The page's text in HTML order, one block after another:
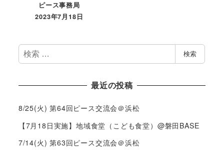
ピース事務局
2023年7月18日
検
索
検索
最近の投稿
8/25(火) 第64回ピース交流会＠浜松
【7月18日実施】地域食堂（こども食堂）@磐田BASE
7/14(火) 第63回ピース交流会＠浜松